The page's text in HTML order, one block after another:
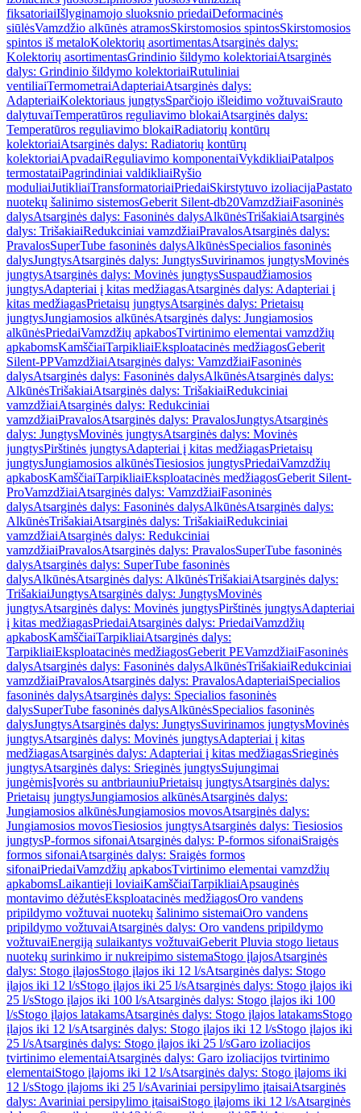
fiksatoriaiIšlyginamojo sluoksnio priedaiDeformacinės
siūlėsVamzdžio alkūnės atramosSkirstomosios spintosSkirstomosios
spintos iš metaloKolektorių asortimentasAtsarginės dalys:
Kolektorių asortimentasGrindinio šildymo kolektoriaiAtsarginės
dalys: Grindinio šildymo kolektoriaiRutuliniai
ventiliaiTermometraiAdapteriaiAtsarginės dalys:
AdapteriaiKolektoriaus jungtysSparčiojo išleidimo vožtuvaiSrauto
dalytuvaiTemperatūros reguliavimo blokaiAtsarginės dalys:
Temperatūros reguliavimo blokaiRadiatorių kontūrų
kolektoriaiAtsarginės dalys: Radiatorių kontūrų
kolektoriaiApvadaiReguliavimo komponentaiVykdikliaiPatalpos
termostataiPagrindiniai valdikliaiRyšio
moduliaiJutikliaiTransformatoriaiPriedaiSkirstytuvo izoliacijaPastato
nuotekų šalinimo sistemosGeberit Silent-db20VamzdžiaiFasoninės
dalysAtsarginės dalys: Fasoninės dalysAlkūnėsTrišakiaiAtsarginės
dalys: TrišakiaiRedukciniai vamzdžiaiPravalosAtsarginės dalys:
PravalosSuperTube fasoninės dalysAlkūnėsSpecialios fasoninės
dalysJungtysAtsarginės dalys: JungtysSuvirinamos jungtysMovinės
jungtysAtsarginės dalys: Movinės jungtysSuspaudžiamosios
jungtysAdapteriai į kitas medžiagasAtsarginės dalys: Adapteriai į
kitas medžiagasPrietaisų jungtysAtsarginės dalys: Prietaisų
jungtysJungiamosios alkūnėsAtsarginės dalys: Jungiamosios
alkūnėsPriedaiVamzdžių apkabosTvirtinimo elementai vamzdžių
apkabomsKamščiaiTarpikliaiEksploatacinės medžiagosGeberit
Silent-PPVamzdžiaiAtsarginės dalys: VamzdžiaiFasoninės
dalysAtsarginės dalys: Fasoninės dalysAlkūnėsAtsarginės dalys:
AlkūnėsTrišakiaiAtsarginės dalys: TrišakiaiRedukciniai
vamzdžiaiAtsarginės dalys: Redukciniai
vamzdžiaiPravalosAtsarginės dalys: PravalosJungtysAtsarginės
dalys: JungtysMovinės jungtysAtsarginės dalys: Movinės
jungtysPirštinės jungtysAdapteriai į kitas medžiagasPrietaisų
jungtysJungiamosios alkūnėsTiesiosios jungtysPriedaiVamzdžių
apkabosKamščiaiTarpikliaiEksploatacinės medžiagosGeberit Silent-
ProVamzdžiaiAtsarginės dalys: VamzdžiaiFasoninės
dalysAtsarginės dalys: Fasoninės dalysAlkūnėsAtsarginės dalys:
AlkūnėsTrišakiaiAtsarginės dalys: TrišakiaiRedukciniai
vamzdžiaiAtsarginės dalys: Redukciniai
vamzdžiaiPravalosAtsarginės dalys: PravalosSuperTube fasoninės
dalysAtsarginės dalys: SuperTube fasoninės
dalysAlkūnėsAtsarginės dalys: AlkūnėsTrišakiaiAtsarginės dalys:
TrišakiaiJungtysAtsarginės dalys: JungtysMovinės
jungtysAtsarginės dalys: Movinės jungtysPirštinės jungtysAdapteriai
į kitas medžiagasPriedaiAtsarginės dalys: PriedaiVamzdžių
apkabosKamščiaiTarpikliaiAtsarginės dalys:
TarpikliaiEksploatacinės medžiagosGeberit PEVamzdžiaiFasoninės
dalysAtsarginės dalys: Fasoninės dalysAlkūnėsTrišakiaiRedukciniai
vamzdžiaiPravalosAtsarginės dalys: PravalosAdapteriaiSpecialios
fasoninės dalysAtsarginės dalys: Specialios fasoninės
dalysSuperTube fasoninės dalysAlkūnėsSpecialios fasoninės
dalysJungtysAtsarginės dalys: JungtysSuvirinamos jungtysMovinės
jungtysAtsarginės dalys: Movinės jungtysAdapteriai į kitas
medžiagasAtsarginės dalys: Adapteriai į kitas medžiagasSrieginės
jungtysAtsarginės dalys: Srieginės jungtysSujungimai
jungėmisĮvorės su antbriauniuPrietaisų jungtysAtsarginės dalys:
Prietaisų jungtysJungiamosios alkūnėsAtsarginės dalys:
Jungiamosios alkūnėsJungiamosios movosAtsarginės dalys:
Jungiamosios movosTiesiosios jungtysAtsarginės dalys: Tiesiosios
jungtysP-formos sifonaiAtsarginės dalys: P-formos sifonaiSraigės
formos sifonaiAtsarginės dalys: Sraigės formos
sifonaiPriedaiVamzdžių apkabosTvirtinimo elementai vamzdžių
apkabomsLaikantieji loviaiKamščiaiTarpikliaiApsauginės
montavimo dėžutėsEksploatacinės medžiagosOro vandens
pripildymo vožtuvai nuotekų šalinimo sistemaiOro vandens
pripildymo vožtuvaiAtsarginės dalys: Oro vandens pripildymo
vožtuvaiEnergiją sulaikantys vožtuvaiGeberit Pluvia stogo lietaus
nuotekų surinkimo ir nukreipimo sistemaStogo įlajosAtsarginės
dalys: Stogo įlajosStogo įlajos iki 12 l/sAtsarginės dalys: Stogo
įlajos iki 12 l/sStogo įlajos iki 25 l/sAtsarginės dalys: Stogo įlajos iki
25 l/sStogo įlajos iki 100 l/sAtsarginės dalys: Stogo įlajos iki 100
l/sStogo įlajos latakamsAtsarginės dalys: Stogo įlajos latakamsStogo
įlajos iki 12 l/sAtsarginės dalys: Stogo įlajos iki 12 l/sStogo įlajos iki
25 l/sAtsarginės dalys: Stogo įlajos iki 25 l/sGaro izoliacijos
tvirtinimo elementaiAtsarginės dalys: Garo izoliacijos tvirtinimo
elementaiStogo įlajoms iki 12 l/sAtsarginės dalys: Stogo įlajoms iki
12 l/sStogo įlajoms iki 25 l/sAvariniai persipylimo įtaisaiAtsarginės
dalys: Avariniai persipylimo įtaisaiStogo įlajoms iki 12 l/sAtsarginės